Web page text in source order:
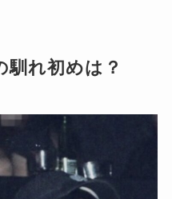
馴れ初めは？